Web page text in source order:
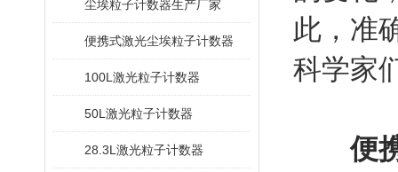
尘埃粒子计数器生产厂家
便携式激光尘埃粒子计数器
100L激光粒子计数器
50L激光粒子计数器
28.3L激光粒子计数器
此，准
科学家
便